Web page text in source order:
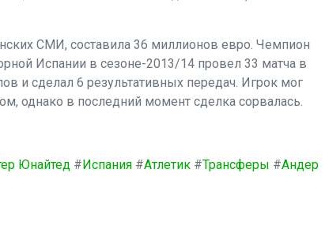
СМИ, составила 36 миллионов евро. Чемпион
Испании в сезоне-2013/14 провел 33 матча в
и сделал 6 результативных передач. Игрок мог
однако в последний момент сделка сорвалась.
Юнайтед #Испания #Атлетик #Трансферы #Андер